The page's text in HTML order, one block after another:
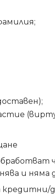
и няма
кредитни/